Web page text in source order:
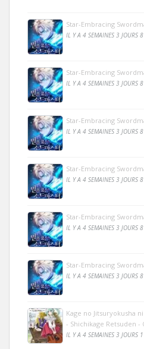
Star-Embracing
IL Y A 4 SEMAINES 3 JOURS
Star-Embracing
IL Y A 4 SEMAINES 3 JOURS
Star-Embracing
IL Y A 4 SEMAINES 3 JOURS
Star-Embracing
IL Y A 4 SEMAINES 3 JOURS
Star-Embracing
IL Y A 4 SEMAINES 3 JOURS
Star-Embracing
IL Y A 4 SEMAINES 3 JOURS
Kage no Jitsuryokusha
- Shichikage Retsuden -
IL Y A 4 SEMAINES 3 JOURS